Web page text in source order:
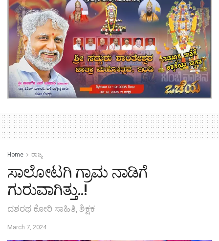
Home ರಾಜ್ಯ
ಸಾಲೋಟಗಿ ಗ್ರಾಮ ನಾಡಿಗೆ
ಗುರುವಾಗಿತ್ತು..!
ದಶರಥ ಕೋರಿ ಸಾಹಿತಿ, ಶಿಕ್ಷಕ
March 7, 2024